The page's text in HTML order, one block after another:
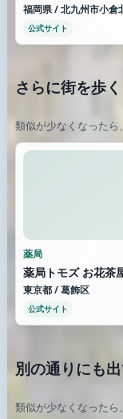
福岡県 / 北九州市小倉
公式サイト
さらに街を歩く
類似が少なくなったら
薬局
薬局トモズ お花茶
東京都 / 葛飾区
公式サイト
別の通りにも
類似が少なくなったら